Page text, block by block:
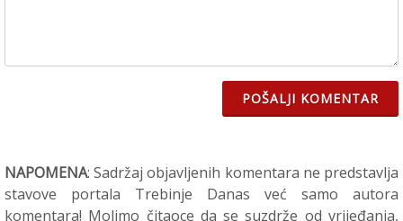
POŠALJI KOMENTAR
NAPOMENA: Sadržaj objavljenih komentara ne predstavlja
stavove portala Trebinje Danas već samo autora
komentara! Molimo čitaoce da se suzdrže od vrijeđanja,